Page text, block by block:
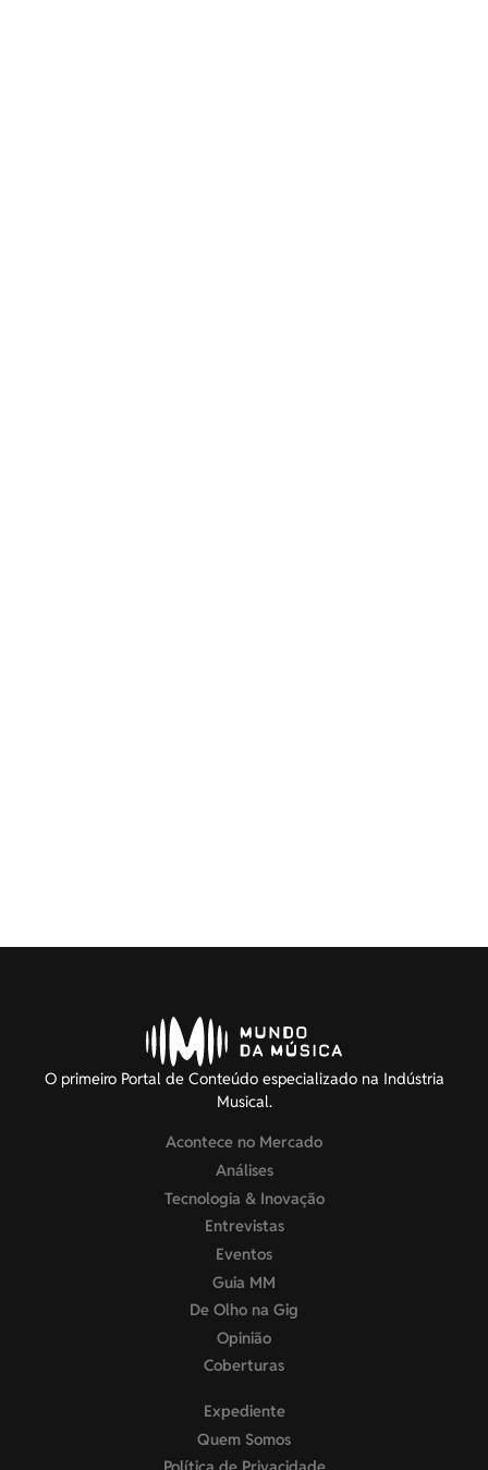
O primeiro Portal de Conteúdo especializado na Indústria
Musical.
Acontece no Mercado
Análises
Tecnologia & Inovação
Entrevistas
Eventos
Guia MM
De Olho na Gig
Opinião
Coberturas
Expediente
Quem Somos